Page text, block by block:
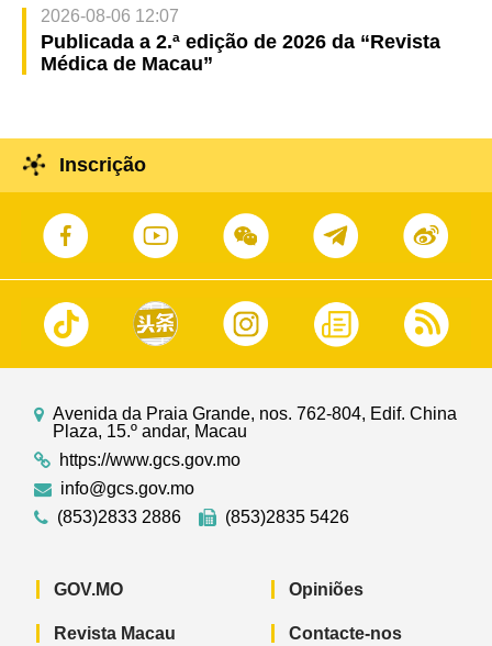
2026-08-06 12:07
Publicada a 2.ª edição de 2026 da “Revista
Médica de Macau”
Inscrição
Avenida da Praia Grande, nos. 762-804, Edif. China
Plaza, 15.º andar, Macau
https://www.gcs.gov.mo
info@gcs.gov.mo
(853)2833 2886
(853)2835 5426
GOV.MO
Revista Macau
Opiniões
Contacte-nos